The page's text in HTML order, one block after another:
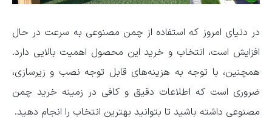
در دنیای امروز که استفاده از چمن مصنوعی به سرعت در حال
افزایش است، انتخاب و خرید این محصول اهمیت بالایی دارد.
همچنین، با توجه به هزینه‌های قابل توجه نصب و زیرسازی،
ضروری است که اطلاعات دقیق و کافی در زمینه خرید چمن
مصنوعی داشته باشید تا بتوانید بهترین انتخاب را انجام دهید.